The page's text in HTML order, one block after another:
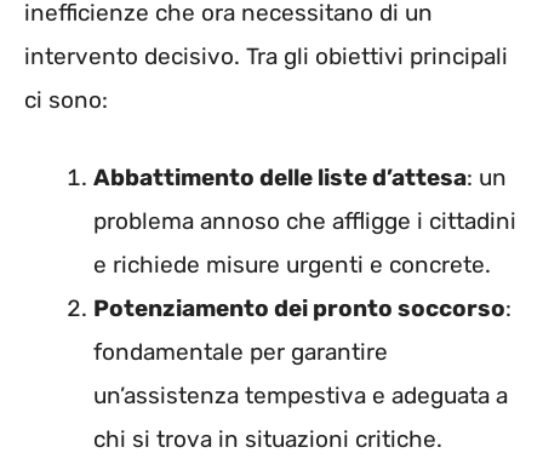
inefficienze che ora necessitano di un
intervento decisivo. Tra gli obiettivi principali
ci sono:
Abbattimento delle liste d’attesa: un
problema annoso che affligge i cittadini
e richiede misure urgenti e concrete.
Potenziamento dei pronto soccorso:
fondamentale per garantire
un’assistenza tempestiva e adeguata a
chi si trova in situazioni critiche.